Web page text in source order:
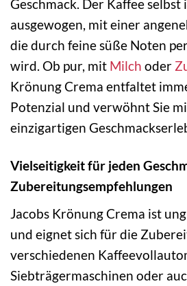
Geschmack. Der Kaffee
ausgewogen, mit einer
die durch feine süße Noten
wird. Ob pur, mit Milch oder
Krönung Crema entfaltet
Potenzial und verwöhnt Sie
einzigartigen
Vielseitigkeit für jeden
Zubereitungsempfehlungen
Jacobs Krönung Crema ist
und eignet sich für die
verschiedenen
Siebträgermaschinen oder